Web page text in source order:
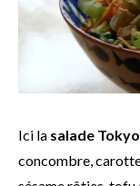
Ici la salade Tokyo
concombre,